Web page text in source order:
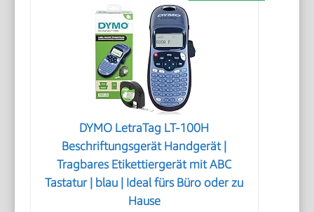
DYMO LetraTag LT-100H
Beschriftungsgerät Handgerät |
Tragbares Etikettiergerät mit ABC
Tastatur | blau | Ideal fürs Büro oder zu
Hause